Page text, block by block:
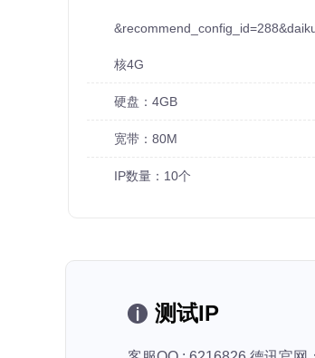
核4G
硬盘：4GB
宽带：80M
IP数量：10个
测试IP